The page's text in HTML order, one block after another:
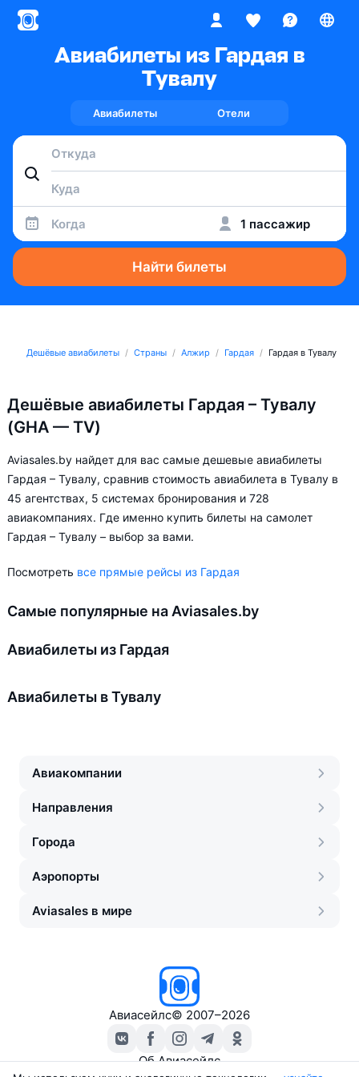
Авиабилеты из Гардая в
Тувалу
Авиабилеты Отели
Когда 1 пассажир
Найти билеты
Дешёвые авиабилеты Страны Алжир Гардая Гардая в Тувалу
Дешёвые авиабилеты Гардая – Тувалу
(GHA — TV)
Aviasales.by найдет для вас самые дешевые авиабилеты
Гардая – Тувалу, сравнив стоимость авиабилета в Тувалу в
45 агентствах, 5 системах бронирования и 728
авиакомпаниях. Где именно купить билеты на самолет
Гардая – Тувалу – выбор за вами.
Посмотреть все прямые рейсы из Гардая
Самые популярные на Aviasales.by
Авиабилеты из Гардая
Авиабилеты в Тувалу
Авиакомпании
Направления
Города
Аэропорты
Aviasales в мире
Авиасейлс© 2007–2026
Об Авиасейлс